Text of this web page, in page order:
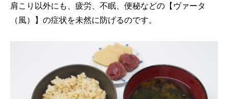
肩こり以外にも、疲労、不眠、便秘などの【ヴァータ
（風）】の症状を未然に防げるのです。